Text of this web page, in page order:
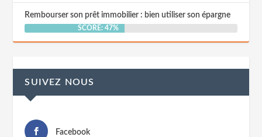
Rembourser son prêt immobilier : bien utiliser son épargne
SCORE: 47%
SUIVEZ NOUS
Facebook